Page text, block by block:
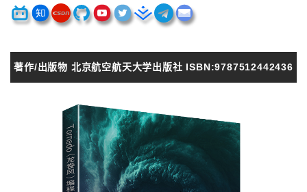
著作/出版物 北京航空航天大学出版社 ISBN:9787512442436